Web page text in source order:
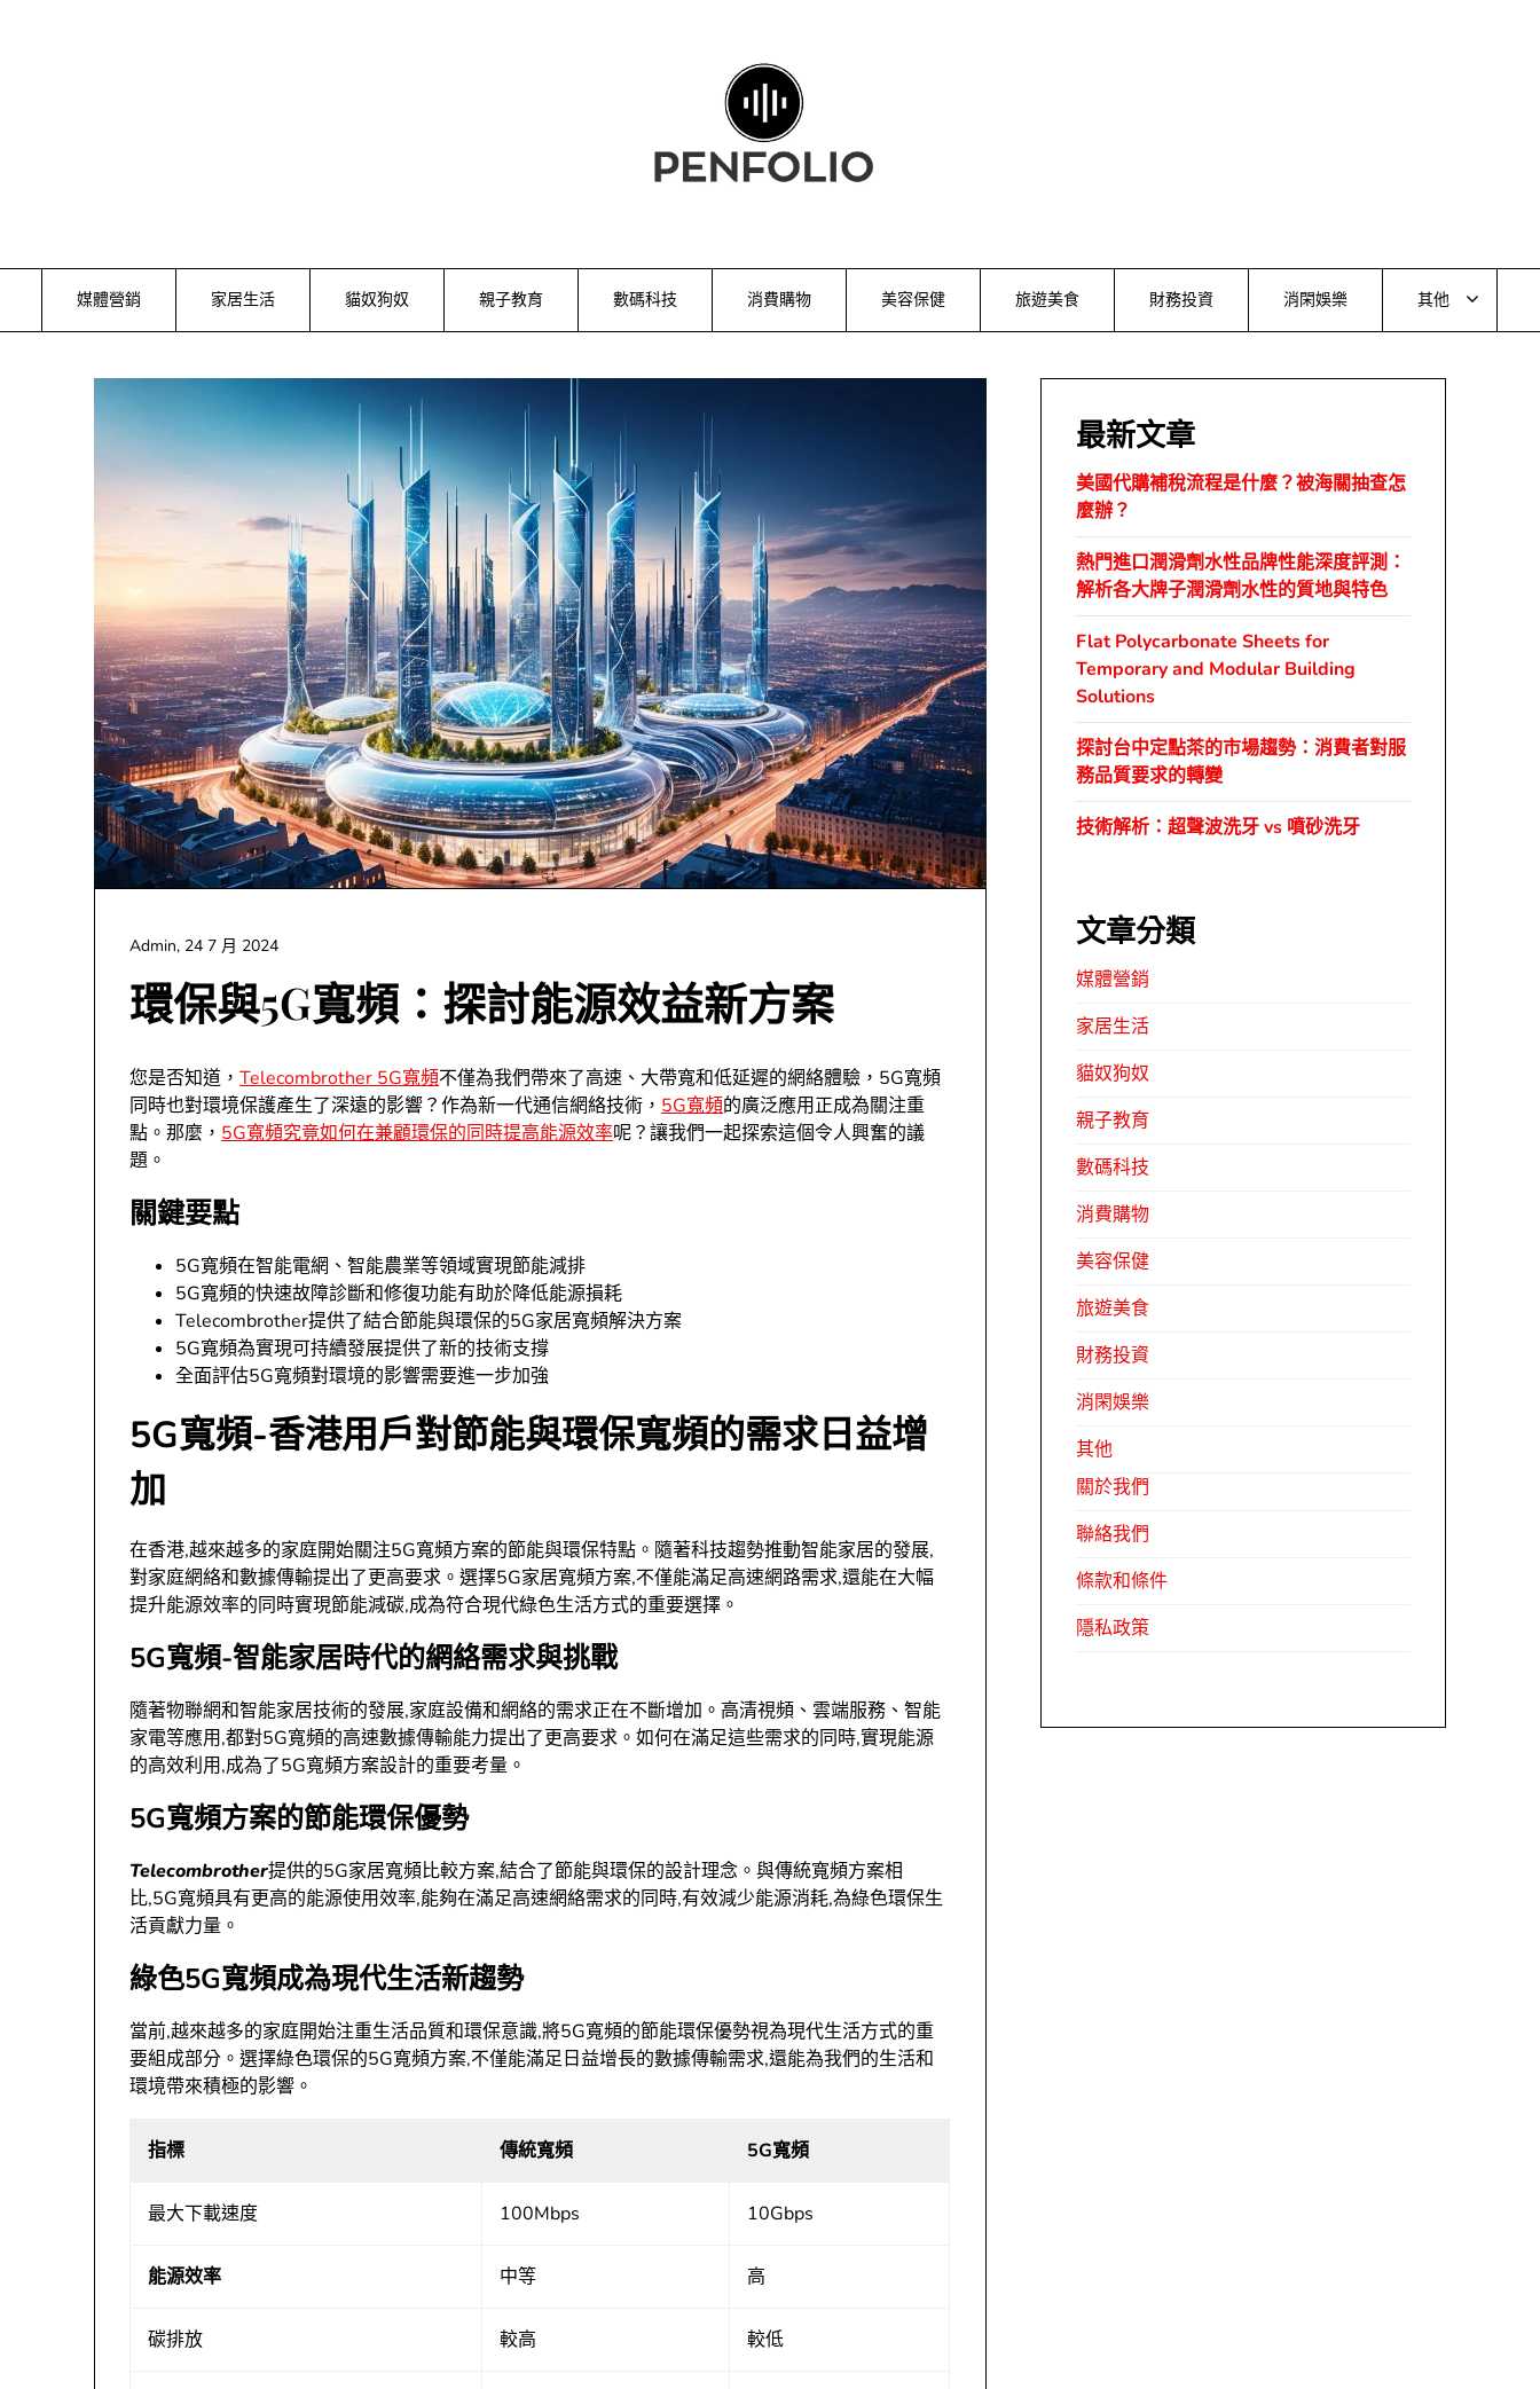
媒體營銷 家居生活 貓奴狗奴 親子教育 數碼科技 消費購物 美容保健 旅遊美食 財務投資 消閑娛樂 其他
環保與5G寬頻：探討能源效益新方案
Admin, 24 7 月 2024
您是否知道， Telecombrother 5G寬頻不僅為我們帶來了高速、大帶寬和低延遲的網絡體驗，5G寬頻
同時也對環境保護產生了深遠的影響？作為新一代通信網絡技術， 5G寬頻的廣泛應用正成為關注重
點。那麼， 5G寬頻究竟如何在兼顧環保的同時提高能源效率呢？讓我們一起探索這個令人興奮的議
題。
關鍵要點
5G寬頻在智能電網、智能農業等領域實現節能減排
5G寬頻的快速故障診斷和修復功能有助於降低能源損耗
Telecombrother提供了結合節能與環保的5G家居寬頻解決方案
5G寬頻為實現可持續發展提供了新的技術支撐
全面評估5G寬頻對環境的影響需要進一步加強
5G寬頻-香港用戶對節能與環保寬頻的需求日益增
加
在香港,越來越多的家庭開始關注5G寬頻方案的節能與環保特點。隨著科技趨勢推動智能家居的發展,
對家庭網絡和數據傳輸提出了更高要求。選擇5G家居寬頻方案,不僅能滿足高速網路需求,還能在大幅
提升能源效率的同時實現節能減碳,成為符合現代綠色生活方式的重要選擇。
5G寬頻-智能家居時代的網絡需求與挑戰
隨著物聯網和智能家居技術的發展,家庭設備和網絡的需求正在不斷增加。高清視頻、雲端服務、智能
家電等應用,都對5G寬頻的高速數據傳輸能力提出了更高要求。如何在滿足這些需求的同時,實現能源
的高效利用,成為了5G寬頻方案設計的重要考量。
5G寬頻方案的節能環保優勢
Telecombrother提供的5G家居寬頻比較方案,結合了節能與環保的設計理念。與傳統寬頻方案相
比,5G寬頻具有更高的能源使用效率,能夠在滿足高速網絡需求的同時,有效減少能源消耗,為綠色環保生
活貢獻力量。
綠色5G寬頻成為現代生活新趨勢
當前,越來越多的家庭開始注重生活品質和環保意識,將5G寬頻的節能環保優勢視為現代生活方式的重
要組成部分。選擇綠色環保的5G寬頻方案,不僅能滿足日益增長的數據傳輸需求,還能為我們的生活和
環境帶來積極的影響。
指標 傳統寬頻 5G寬頻
最大下載速度 100Mbps 10Gbps
能源效率 中等 高
碳排放 較高 較低
最新文章
美國代購補稅流程是什麼？被海關抽查怎
麼辦？
熱門進口潤滑劑水性品牌性能深度評測：
解析各大牌子潤滑劑水性的質地與特色
Flat Polycarbonate Sheets for
Temporary and Modular Building
Solutions
探討台中定點茶的市場趨勢：消費者對服
務品質要求的轉變
技術解析：超聲波洗牙 vs 噴砂洗牙
文章分類
媒體營銷
家居生活
貓奴狗奴
親子教育
數碼科技
消費購物
美容保健
旅遊美食
財務投資
消閑娛樂
其他
關於我們
聯絡我們
條款和條件
隱私政策